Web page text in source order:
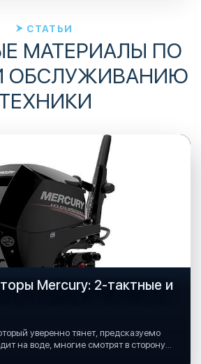
СТАТЬИ
МАТЕРИАЛЫ ПО
ОБСЛУЖИВАНИЮ
Mercury: 2-тактные и
уверенно тянет, предсказуемо
на воде, многие смотрят в сторону